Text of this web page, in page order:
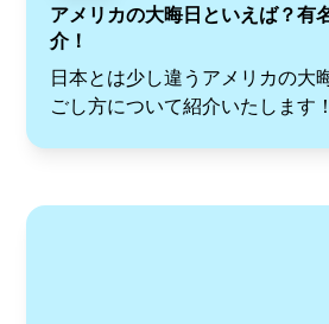
アメリカの大晦日といえば？有
介！
日本とは少し違うアメリカの大
ごし方について紹介いたします！